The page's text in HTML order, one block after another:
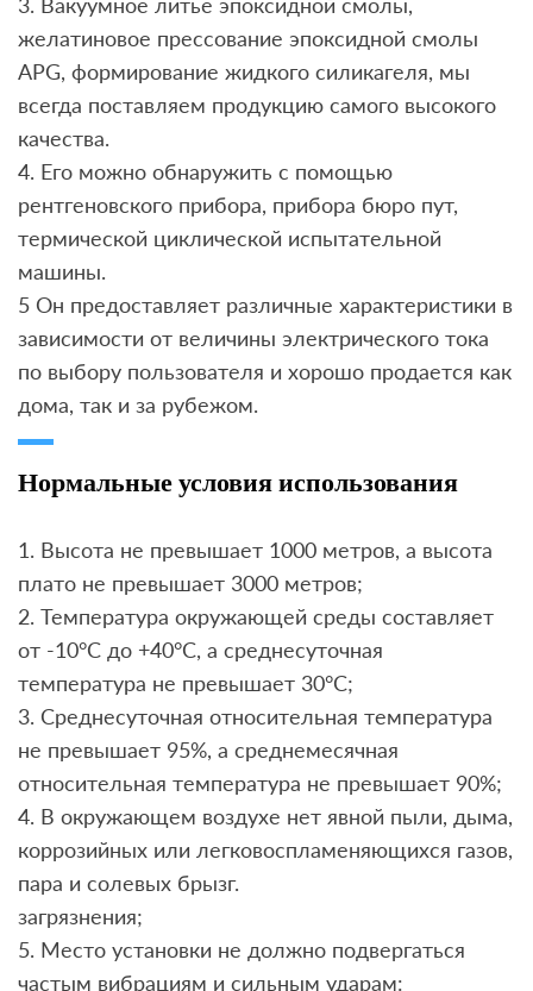
3. Вакуумное литье эпоксидной смолы,
желатиновое прессование эпоксидной смолы
APG, формирование жидкого силикагеля, мы
всегда поставляем продукцию самого высокого
качества.
4. Его можно обнаружить с помощью
рентгеновского прибора, прибора бюро пут,
термической циклической испытательной
машины.
5 Он предоставляет различные характеристики в
зависимости от величины электрического тока
по выбору пользователя и хорошо продается как
дома, так и за рубежом.
Нормальные условия использования
1. Высота не превышает 1000 метров, а высота
плато не превышает 3000 метров;
2. Температура окружающей среды составляет
от -10°C до +40°C, а среднесуточная
температура не превышает 30°C;
3. Среднесуточная относительная температура
не превышает 95%, а среднемесячная
относительная температура не превышает 90%;
4. В окружающем воздухе нет явной пыли, дыма,
коррозийных или легковоспламеняющихся газов,
пара и солевых брызг.
загрязнения;
5. Место установки не должно подвергаться
частым вибрациям и сильным ударам: